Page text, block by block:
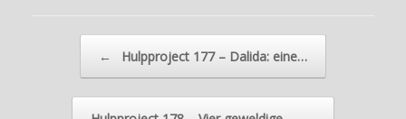
← Hulpproject 177 – Dalida: eine…